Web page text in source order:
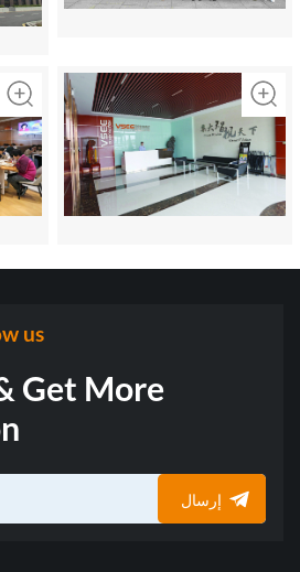
us
Get More
إرسال